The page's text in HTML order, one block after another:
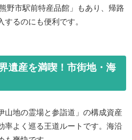
野市駅前特産品館」もあり、帰路
るのにも便利です。
遺産を満喫！市街地・海
山地の霊場と参詣道」の構成資産
率よく巡る王道ルートです。海沿